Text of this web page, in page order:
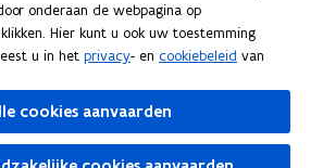
op
onderaan de webpagina op
Hier kunt u ook uw toestemming
u in het privacy- en cookiebeleid van
cookies aanvaarden